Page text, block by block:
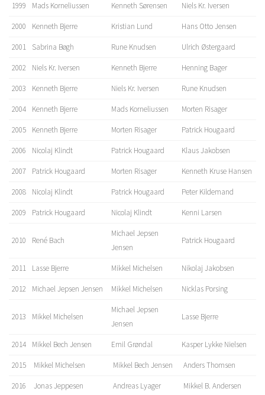
1999 Mads Korneliussen Kenneth Sørensen Niels Kr. Iversen
2000 Kenneth Bjerre Kristian Lund Hans Otto Jensen
2001 Sabrina Bøgh Rune Knudsen Ulrich Østergaard
2002 Niels Kr. Iversen Kenneth Bjerre Henning Bager
2003 Kenneth Bjerre Niels Kr. Iversen Rune Knudsen
2004 Kenneth Bjerre Mads Korneliussen Morten Risager
2005 Kenneth Bjerre Morten Risager Patrick Hougaard
2006 Nicolaj Klindt Patrick Hougaard Klaus Jakobsen
2007 Patrick Hougaard Morten Risager Kenneth Kruse Hansen
2008 Nicolaj Klindt Patrick Hougaard Peter Kildemand
2009 Patrick Hougaard Nicolaj Klindt Kenni Larsen
2010 René Bach
Michael Jepsen
Jensen
Patrick Hougaard
2011 Lasse Bjerre Mikkel Michelsen Nikolaj Jakobsen
2012 Michael Jepsen Jensen Mikkel Michelsen Nicklas Porsing
2013 Mikkel Michelsen
Michael Jepsen
Jensen
Lasse Bjerre
2014 Mikkel Bech Jensen Emil Grøndal Kasper Lykke Nielsen
2015 Mikkel Michelsen Mikkel Bech Jensen Anders Thomsen
2016 Jonas Jeppesen Andreas Lyager Mikkel B. Andersen